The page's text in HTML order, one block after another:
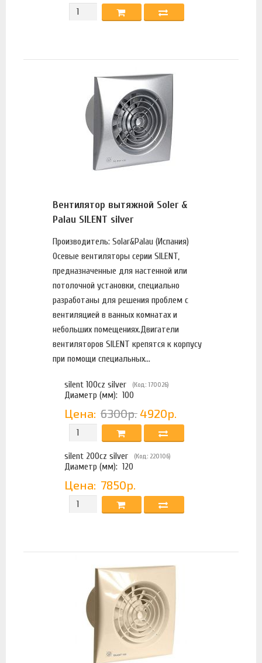
Вентилятор вытяжной Soler &
Palau SILENT silver
Производитель: Solar&Palau (Испания)
Осевые вентиляторы серии SILENT,
предназначенные для настенной или
потолочной установки, специально
разработаны для решения проблем с
вентиляцией в ванных комнатах и
небольших помещениях.Двигатели
вентиляторов SILENT крепятся к корпусу
при помощи специальных...
silent 100cz silver (Код: 170026)
Диаметр (мм):100
Цена:6300р. 4920р.
silent 200cz silver (Код: 220106)
Диаметр (мм):120
Цена: 7850р.